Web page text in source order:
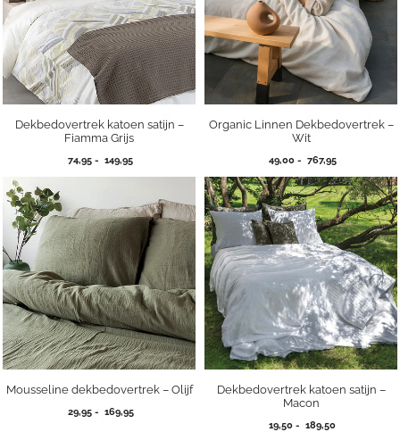
Dekbedovertrek katoen satijn –
Fiamma Grijs
74,95 - 149,95Prijsklasse:
149,95
Organic Linnen Dekbedovertrek –
Wit
49,00 - 767,95Prijsklasse:
tot
767,95
Mousseline dekbedovertrek – Olijf
29,95 - 169,95Prijsklasse:
Dekbedovertrek katoen satijn –
Macon
19,50 - 189,50Prijsklasse: